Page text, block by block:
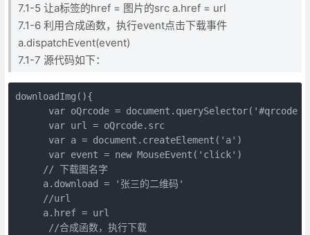
7.1-5 让a标签的href = 图片的src a.href = url
7.1-6 利用合成函数，执行event点击下载事件
a.dispatchEvent(event)
7.1-7 源代码如下：
downloadImg(){
var oQrcode = document.querySelector('#qrcode
      var url = oQrcode.src
      var a = document.createElement('a')
      var event = new MouseEvent('click')
     // 下载图名字
     a.download = '张三的二维码'
     //url
     a.href = url
      //合成函数，执行下载